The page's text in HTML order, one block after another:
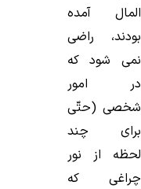
المال آمده
بودند، راضی
نمی شود كه
در امور
شخصی (حتّی
برای چند
لحظه از نور
چراغی كه